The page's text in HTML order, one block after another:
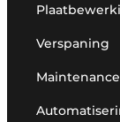
Verspaning
Maintenance